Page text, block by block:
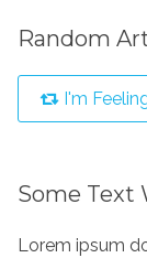
Random
I'm
Some Text
Lorem ipsum